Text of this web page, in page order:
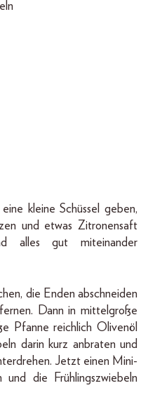
kleine Schüssel geben,
und etwas Zitronensaft
alles gut miteinander
die Enden abschneiden
Dann in mittelgroße
Pfanne reichlich Olivenöl
darin kurz anbraten und
Jetzt einen Mini-
und die Frühlingszwiebeln